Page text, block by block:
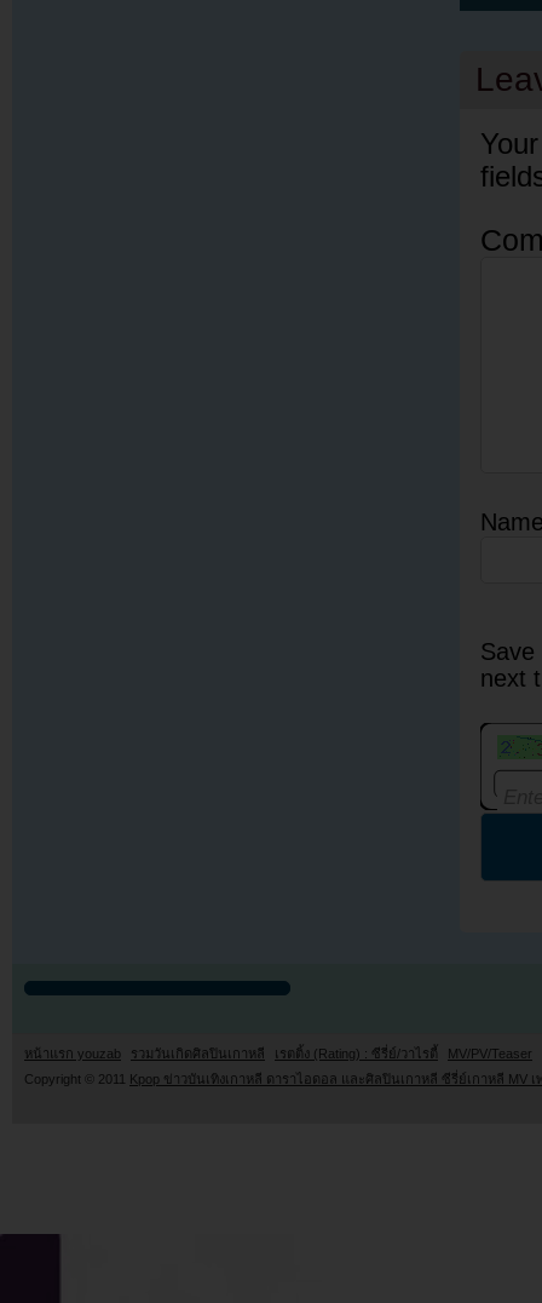
next
หน้าแรก youzab รวมวันเกิดศิลปินเกาหลี เรตติ้ง (Rating) : ซีรี่ย์/วาไรตี้
MV/PV/Teaser
Copyright © 2011 Kpop ข่าวบันเทิงเกาหลี ดาราไอดอล และศิลปินเกาหลี ซีรี่ย์เกาหลี MV